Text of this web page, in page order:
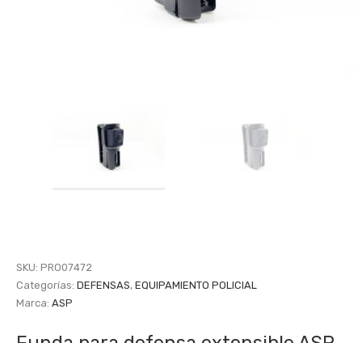
SKU: PRO07472
Categorías: DEFENSAS, EQUIPAMIENTO POLICIAL
Marca: ASP